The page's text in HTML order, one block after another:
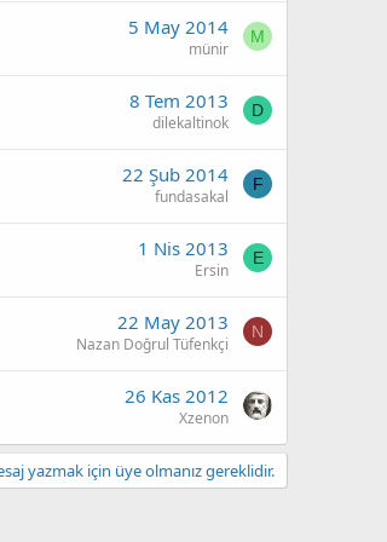
5 May 2014
münir
M
8 Tem 2013
dilekaltinok
D
22 Şub 2014
fundasakal
F
1 Nis 2013
Ersin
E
22 May 2013
Nazan Doğrul Tüfenkçi
N
26 Kas 2012
Xzenon
yazmak için üye olmanız gereklidir.